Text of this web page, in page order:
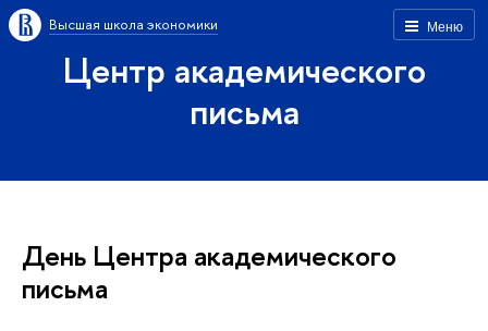
Меню
Высшая школа экономики
Центр академического
письма
День Центра академического
письма